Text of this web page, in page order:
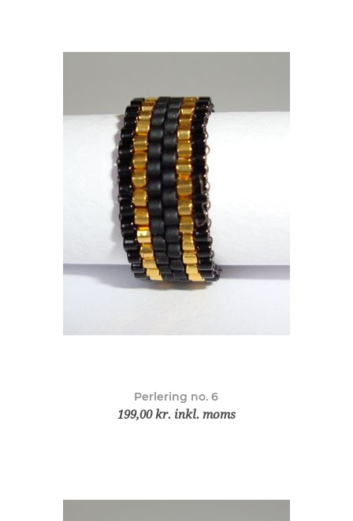
Perlering no. 6
199,00 kr. inkl. moms